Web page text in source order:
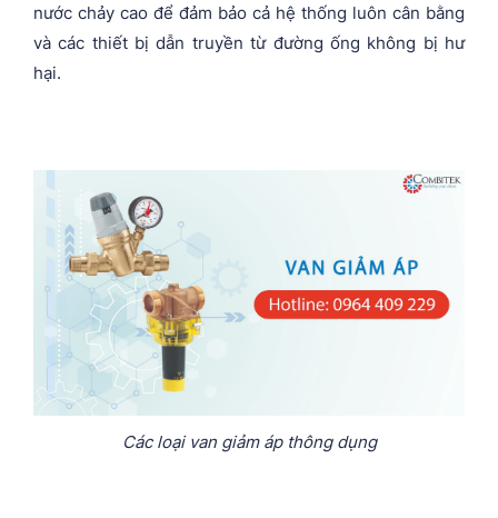
nước chảy cao để đảm bảo cả hệ thống luôn cân bằng
và các thiết bị dẫn truyền từ đường ống không bị hư
hại.
Các loại van giảm áp thông dụng